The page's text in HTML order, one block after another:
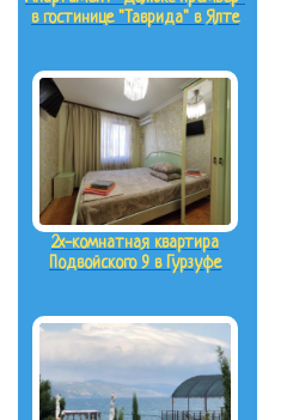
в гостинице "Таврида" в Ялте
2х-комнатная квартира
Подвойского 9 в Гурзуфе